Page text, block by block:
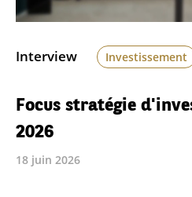
Interview Investissement
Focus stratégie
2026
18 juin 2026